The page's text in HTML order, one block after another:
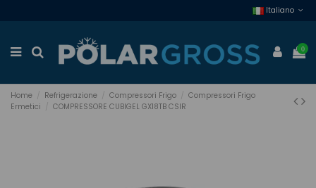
Italiano
0
Home Refrigerazione Compressori Frigo
Compressori Frigo
Ermetici
COMPRESSORE CUBIGEL GX18TB CSIR